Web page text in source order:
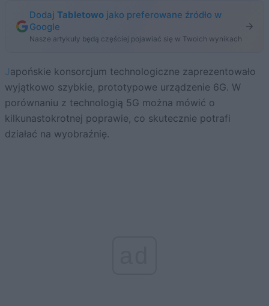
Dodaj Tabletowo jako preferowane źródło w
Google
Nasze artykuły będą częściej pojawiać się w Twoich wynikach
Japońskie konsorcjum technologiczne zaprezentowało
wyjątkowo szybkie, prototypowe urządzenie 6G. W
porównaniu z technologią 5G można mówić o
kilkunastokrotnej poprawie, co skutecznie potrafi
działać na wyobraźnię.